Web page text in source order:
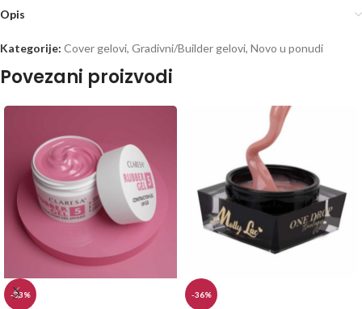
Opis
Kategorije: Cover gelovi, Gradivni/Builder gelovi, Novo u ponudi
Povezani proizvodi
-33% -36%